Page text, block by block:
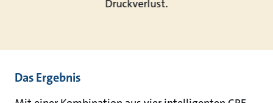
Druckverlust.
Das Ergebnis